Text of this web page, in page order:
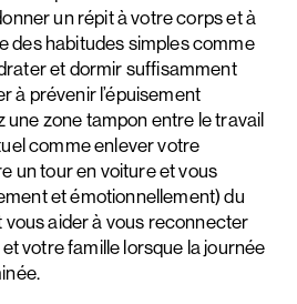
un répit à votre corps et à
des habitudes simples comme
et dormir suffisamment
à prévenir l’épuisement
une zone tampon entre le travail
comme enlever votre
un tour en voiture et vous
et émotionnellement) du
vous aider à vous reconnecter
votre famille lorsque la journée